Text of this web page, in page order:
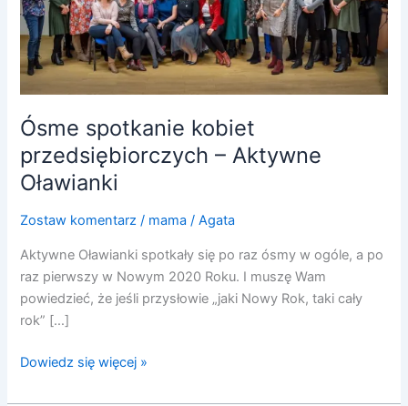
Ósme spotkanie kobiet
przedsiębiorczych – Aktywne
Oławianki
Zostaw komentarz / mama /Agata
Aktywne Oławianki spotkały się po raz ósmy w ogóle, a po
raz pierwszy w Nowym 2020 Roku. I muszę Wam
powiedzieć, że jeśli przysłowie „jaki Nowy Rok, taki cały
rok” […]
Aktywne
Oławianki
Dowiedz się więcej »